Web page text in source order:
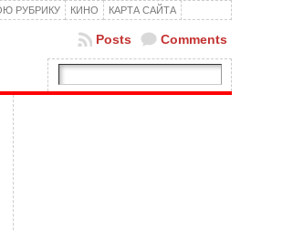
РУБРИКУ КИНО КАРТА САЙТА
Comments
Posts